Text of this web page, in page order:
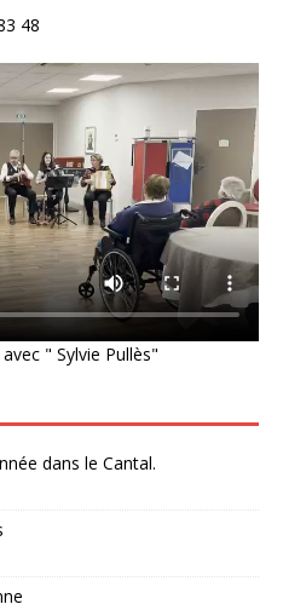
48
" Sylvie Pullès"
dans le Cantal.